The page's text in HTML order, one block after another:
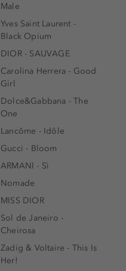
Male
Yves Saint Laurent -
Black Opium
DIOR - SAUVAGE
Carolina Herrera - Good
Girl
Dolce&Gabbana - The
One
Lancôme - Idôle
Gucci - Bloom
ARMANI - Sì
Nomade
MISS DIOR
Sol de Janeiro -
Cheirosa
Zadig & Voltaire - This Is
Her!